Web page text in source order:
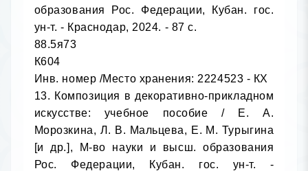
образования Рос. Федерации, Кубан. гос.
ун-т. - Краснодар, 2024. - 87 с.
88.5я73
К604
Инв. номер /Место хранения: 2224523 - КХ
13. Композиция в декоративно-прикладном
искусстве: учебное пособие / Е. А.
Морозкина, Л. В. Мальцева, Е. М. Турыгина
[и др.], М-во науки и высш. образования
Рос. Федерации, Кубан. гос. ун-т. -